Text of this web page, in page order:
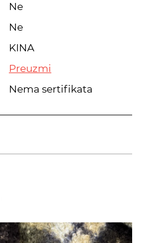
Ne
Ne
KINA
Preuzmi
Nema sertifikata